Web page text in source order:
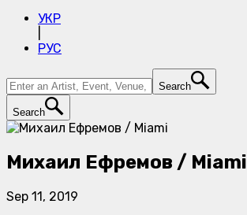
УКР
РУС
Search
Search
Михаил Ефремов / Miami
Sep 11, 2019